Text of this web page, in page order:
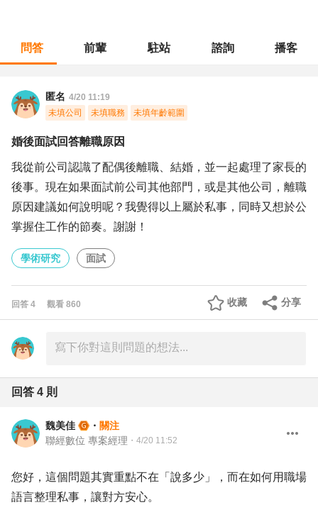
問答 前輩 駐站 諮詢 播客
匿名 4/20 11:19
未填公司
未填職務 未填年齡範圍
婚後面試回答離職原因
我從前公司認識了配偶後離職、結婚，並一起處理了家長的
後事。現在如果面試前公司其他部門，或是其他公司，離職
原因建議如何說明呢？我覺得以上屬於私事，同時又想於公
掌握住工作的節奏。謝謝！
學術研究 面試
回答 4 觀看 860 分享
收藏
回答 4 則
魏美佳 ・ 關注
聯經數位 專案經理 ・ 4/20 11:52
您好，這個問題其實重點不在「說多少」，而在如何用職場
語言整理私事，讓對方安心。